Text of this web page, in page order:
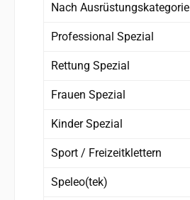
Nach Ausrüstungskategorie
Professional Spezial
Rettung Spezial
Frauen Spezial
Kinder Spezial
Sport / Freizeitklettern
Speleo(tek)